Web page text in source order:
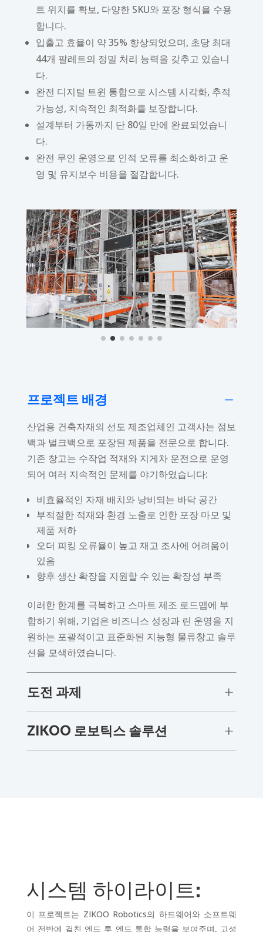
트 위치를 확보, 다양한 SKU와 포장 형식을 수용
합니다.
입출고 효율이 약 35% 향상되었으며, 초당 최대
44개 팔레트의 정밀 처리 능력을 갖추고 있습니
다.
완전 디지털 트윈 통합으로 시스템 시각화, 추적
가능성, 지속적인 최적화를 보장합니다.
설계부터 가동까지 단 80일 만에 완료되었습니
다.
완전 무인 운영으로 인적 오류를 최소화하고 운
영 및 유지보수 비용을 절감합니다.
프로젝트 배경 K
산업용 건축자재의 선도 제조업체인 고객사는 점보
백과 벌크백으로 포장된 제품을 전문으로 합니다.
기존 창고는 수작업 적재와 지게차 운전으로 운영
되어 여러 지속적인 문제를 야기하였습니다:
비효율적인 자재 배치와 낭비되는 바닥 공간
부적절한 적재와 환경 노출로 인한 포장 마모 및
제품 저하
오더 피킹 오류율이 높고 재고 조사에 어려움이
있음
향후 생산 확장을 지원할 수 있는 확장성 부족
이러한 한계를 극복하고 스마트 제조 로드맵에 부
합하기 위해, 기업은 비즈니스 성장과 린 운영을 지
원하는 포괄적이고 표준화된 지능형 물류창고 솔루
션을 모색하였습니다.
도전 과제 L
ZIKOO 로보틱스 솔루션 L
시스템 하이라이트:
이 프로젝트는 ZIKOO Robotics의 하드웨어와 소프트웨
어 전반에 걸친 엔드 투 엔드 통합 능력을 보여주며, 고성